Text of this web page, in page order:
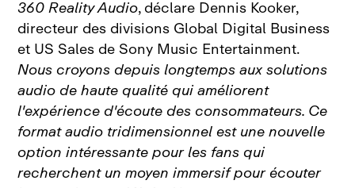
360 Reality Audio, déclare Dennis Kooker,
directeur des divisions Global Digital Business
et US Sales de Sony Music Entertainment.
Nous croyons depuis longtemps aux solutions
audio de haute qualité qui améliorent
l'expérience d'écoute des consommateurs. Ce
format audio tridimensionnel est une nouvelle
option intéressante pour les fans qui
recherchent un moyen immersif pour écouter